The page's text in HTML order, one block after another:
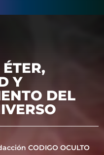
Y
DEL
CODIGO OCULTO